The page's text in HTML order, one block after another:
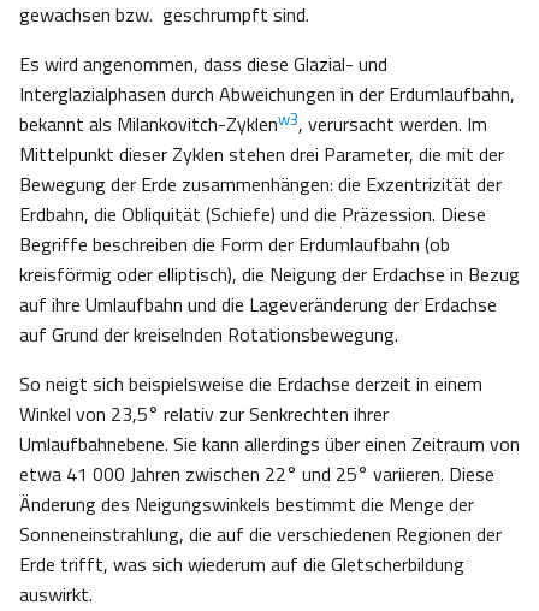
gewachsen bzw. geschrumpft sind.
Es wird angenommen, dass diese Glazial- und
Interglazialphasen durch Abweichungen in der Erdumlaufbahn,
bekannt als Milankovitch-Zyklenw3, verursacht werden. Im
Mittelpunkt dieser Zyklen stehen drei Parameter, die mit der
Bewegung der Erde zusammenhängen: die Exzentrizität der
Erdbahn, die Obliquität (Schiefe) und die Präzession. Diese
Begriffe beschreiben die Form der Erdumlaufbahn (ob
kreisförmig oder elliptisch), die Neigung der Erdachse in Bezug
auf ihre Umlaufbahn und die Lageveränderung der Erdachse
auf Grund der kreiselnden Rotationsbewegung.
So neigt sich beispielsweise die Erdachse derzeit in einem
Winkel von 23,5° relativ zur Senkrechten ihrer
Umlaufbahnebene. Sie kann allerdings über einen Zeitraum von
etwa 41 000 Jahren zwischen 22° und 25° variieren. Diese
Änderung des Neigungswinkels bestimmt die Menge der
Sonneneinstrahlung, die auf die verschiedenen Regionen der
Erde trifft, was sich wiederum auf die Gletscherbildung
auswirkt.